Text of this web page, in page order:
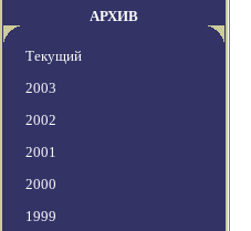
АРХИВ
Текущий
2003
2002
2001
2000
1999